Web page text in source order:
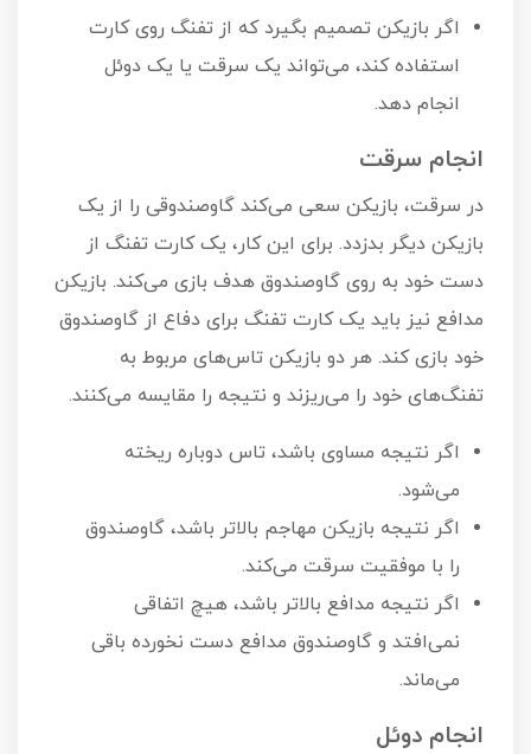
اگر بازیکن تصمیم بگیرد که از تفنگ روی کارت
استفاده کند، می‌تواند یک سرقت یا یک دوئل
انجام دهد.
انجام سرقت
در سرقت، بازیکن سعی می‌کند گاوصندوقی را از یک
بازیکن دیگر بدزدد. برای این کار، یک کارت تفنگ از
دست خود به روی گاوصندوق هدف بازی می‌کند. بازیکن
مدافع نیز باید یک کارت تفنگ برای دفاع از گاوصندوق
خود بازی کند. هر دو بازیکن تاس‌های مربوط به
تفنگ‌های خود را می‌ریزند و نتیجه را مقایسه می‌کنند.
اگر نتیجه مساوی باشد، تاس دوباره ریخته
می‌شود.
اگر نتیجه بازیکن مهاجم بالاتر باشد، گاوصندوق
را با موفقیت سرقت می‌کند.
اگر نتیجه مدافع بالاتر باشد، هیچ اتفاقی
نمی‌افتد و گاوصندوق مدافع دست نخورده باقی
می‌ماند.
انجام دوئل